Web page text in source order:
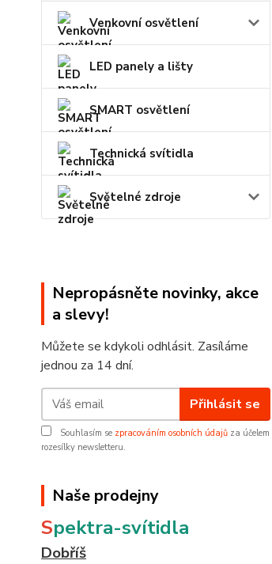
Venkovní osvětlení
LED panely a lišty
SMART osvětlení
Technická svítidla
Světelné zdroje
Nepropásněte novinky, akce
a slevy!
Můžete se kdykoli odhlásit. Zasíláme
jednou za 14 dní.
Přihlásit se
Souhlasím se zpracováním osobních údajů za účelem
rozesílky newsletteru.
Naše prodejny
Spektra-svítidla
Dobříš